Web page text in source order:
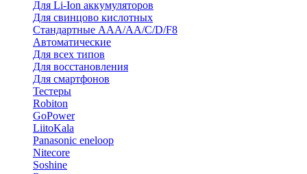
Для Li-Ion аккумуляторов
Для свинцово кислотных
Стандартные ААА/АА/С/D/F8
Автоматические
Для всех типов
Для восстановления
Для смартфонов
Тестеры
Robiton
GoPower
LiitoKala
Panasonic eneloop
Nitecore
Soshine